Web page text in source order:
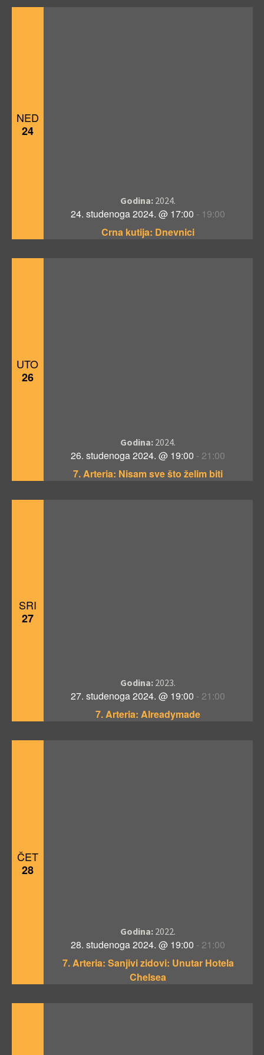
NED
24
Crna kutija: Dnevnici
Godina: 2024.
24. studenoga 2024. @ 17:00 - 19:00
UTO
26
7. Arteria: Nisam sve što želim biti
Godina: 2024.
26. studenoga 2024. @ 19:00 - 21:00
SRI
27
7. Arteria: Alreadymade
Godina: 2023.
27. studenoga 2024. @ 19:00 - 21:00
ČET
28
7. Arteria: Sanjivi zidovi: Unutar Hotela
Chelsea
Godina: 2022.
28. studenoga 2024. @ 19:00 - 21:00